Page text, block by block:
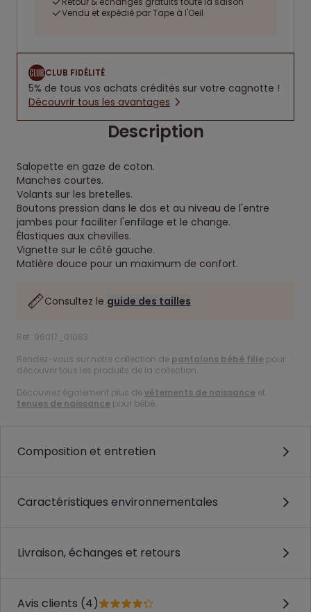
Vendu et expédié par Tape à l'Oeil
CLUB FIDÉLITÉ
5% de tous vos achats crédités sur votre cagnotte !
Découvrir tous les avantages
Description
Salopette en gaze de coton.
Manches courtes.
Volants sur les bretelles.
Boutons pression dans le dos et au niveau de l'entre
jambes pour faciliter l'enfilage et le change.
Élastiques aux chevilles.
Vignette sur le côté gauche.
Matière douce pour un maximum de confort.
Consultez le guide des tailles
Ref. 96017_01083
Rendez-vous sur notre collection de pantalons bébé fille pour
découvrir tous les produits de la collection.
Découvrez également plus devêtements de naissance et
tenues de naissance pour bébé.
Composition et entretien
Caractéristiques environnementales
Livraison, échanges et retours
Avis clients (4)